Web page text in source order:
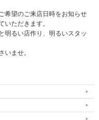
希望のご来店日時をお知らせ
いただきます。
明るい店作り、明るいスタッ
いませ。